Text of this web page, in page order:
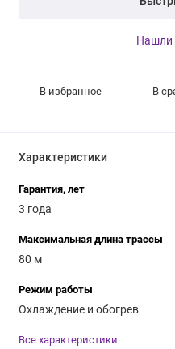
Нашли
В избранное В
Характеристики
Гарантия, лет
3 года
Максимальная длина трассы
80 м
Режим работы
Охлаждение и обогрев
Все характеристики